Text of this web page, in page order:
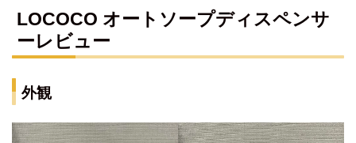
LOCOCO オートソープディスペンサ
ーレビュー
外観